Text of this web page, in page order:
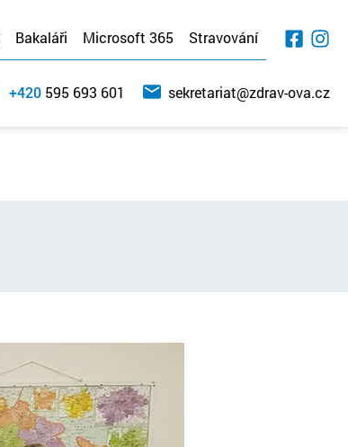
Bakaláři Microsoft 365 Stravování
+420 595 693 601 sekretariat@zdrav-ova.cz